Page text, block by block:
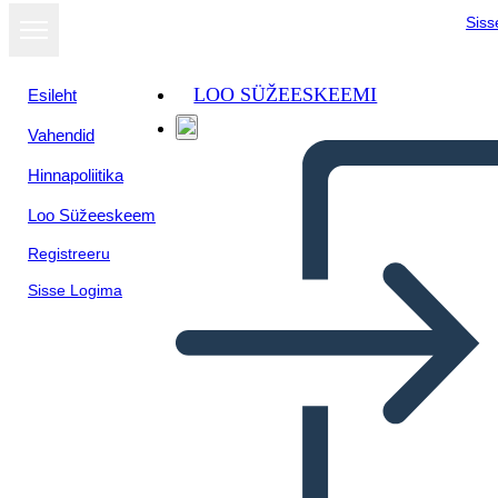
Esileht
Vahendid
Hinnapoliitika
Loo Süžeeskeem
Registreeru
Sisse Logima
LOO SÜŽEESKEEMI